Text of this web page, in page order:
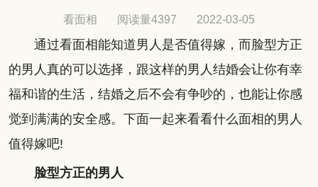
看面相 阅读量4397 2022-03-05
通过看面相能知道男人是否值得嫁，而脸型方正
的男人真的可以选择，跟这样的男人结婚会让你有幸
福和谐的生活，结婚之后不会有争吵的，也能让你感
觉到满满的安全感。下面一起来看看什么面相的男人
值得嫁吧!
脸型方正的男人